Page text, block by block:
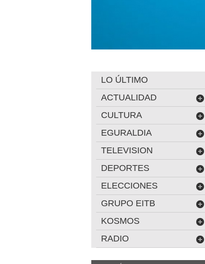
LO ÚLTIMO
ACTUALIDAD
CULTURA
EGURALDIA
TELEVISION
DEPORTES
ELECCIONES
GRUPO EITB
KOSMOS
RADIO